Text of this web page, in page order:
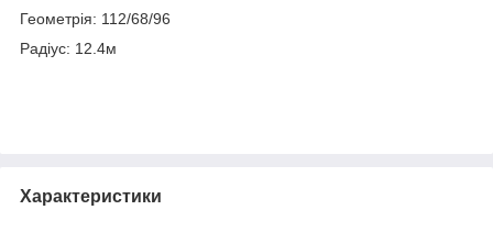
Геометрія: 112/68/96
Радіус: 12.4м
Характеристики